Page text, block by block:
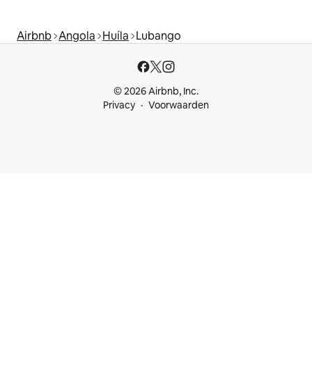
Airbnb Angola Huíla Lubango
© 2026 Airbnb, Inc.
Privacy
Voorwaarden